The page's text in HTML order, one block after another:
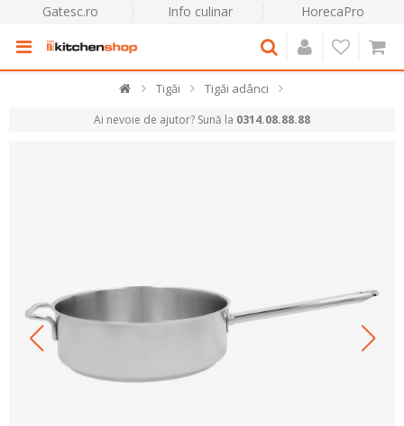
Gatesc.ro Info culinar HorecaPro
Tigăi Tigăi adânci
Ai nevoie de ajutor? Sună la 0314.08.88.88